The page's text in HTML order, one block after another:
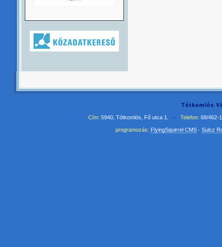
Tótkomlós
Cím: 5940, Tótkomlós, Fő utca 1. • Telefon: 68/462-
programozás: FlyingSquirrel CMS- Sulcz